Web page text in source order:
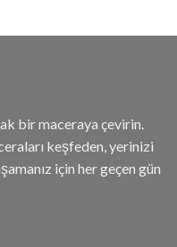
bir maceraya çevirin.
keşfeden, yerinizi
için her geçen gün